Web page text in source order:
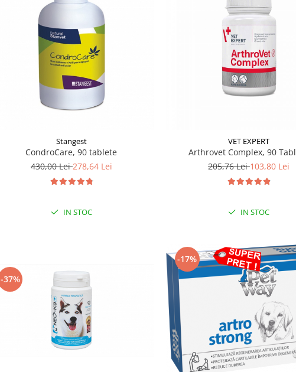
Stangest
CondroCare, 90 tablete
430,00 Lei278,64 Lei
IN STOC
VET EXPERT
Arthrovet Complex, 90
205,76 Lei103,80 Lei
IN STOC
-37%
-17%